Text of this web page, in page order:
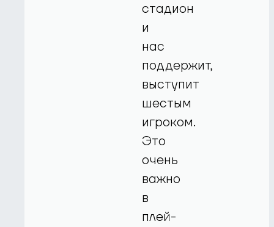
стадион
и
нас
поддержит,
выступит
шестым
игроком.
Это
очень
важно
в
плей-